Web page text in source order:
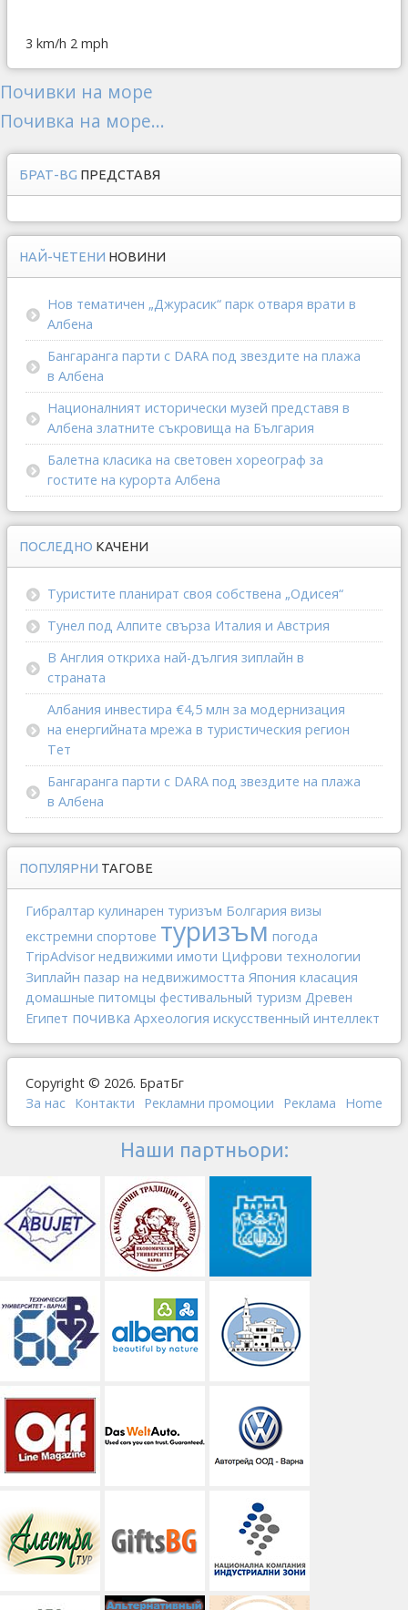
3 km/h 2 mph
Почивки на море
Почивка на море...
БРАТ-BG ПРЕДСТАВЯ
НАЙ-ЧЕТЕНИ НОВИНИ
Нов тематичен „Джурасик“ парк отваря врати в
Албена
Бангаранга парти с DARA под звездите на плажа
в Албена
Националният исторически музей представя в
Албена златните съкровища на България
Балетна класика на световен хореограф за
гостите на курорта Албена
ПОСЛЕДНО КАЧЕНИ
Туристите планират своя собствена „Одисея“
Тунел под Алпите свърза Италия и Австрия
В Англия откриха най-дългия зиплайн в
страната
Албания инвестира €4,5 млн за модернизация
на енергийната мрежа в туристическия регион
Тет
Бангаранга парти с DARA под звездите на плажа
в Албена
ПОПУЛЯРНИ ТАГОВЕ
Гибралтар кулинарен туризъм Болгария визы
екстремни спортове туризъм погода
TripAdvisor недвижими имоти Цифрови технологии
Зиплайн пазар на недвижимостта Япония класация
домашные питомцы фестивальный туризм Древен
Египет почивка Археология искусственный интеллект
Copyright © 2026. БратБг
За нас Контакти Рекламни промоции Реклама Home
Наши партньори: